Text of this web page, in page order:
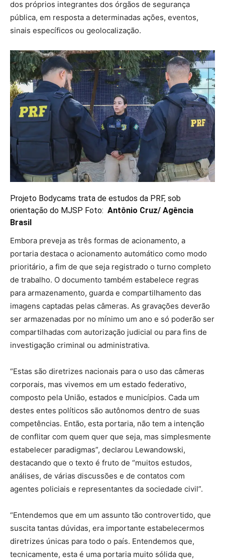
dos próprios integrantes dos órgãos de segurança
pública, em resposta a determinadas ações, eventos,
sinais específicos ou geolocalização.
Projeto Bodycams trata de estudos da PRF, sob
orientação do MJSP Foto: Antônio Cruz/ Agência
Brasil
Embora preveja as três formas de acionamento, a
portaria destaca o acionamento automático como modo
prioritário, a fim de que seja registrado o turno completo
de trabalho. O documento também estabelece regras
para armazenamento, guarda e compartilhamento das
imagens captadas pelas câmeras. As gravações deverão
ser armazenadas por no mínimo um ano e só poderão ser
compartilhadas com autorização judicial ou para fins de
investigação criminal ou administrativa.
“Estas são diretrizes nacionais para o uso das câmeras
corporais, mas vivemos em um estado federativo,
composto pela União, estados e municípios. Cada um
destes entes políticos são autônomos dentro de suas
competências. Então, esta portaria, não tem a intenção
de conflitar com quem quer que seja, mas simplesmente
estabelecer paradigmas”, declarou Lewandowski,
destacando que o texto é fruto de “muitos estudos,
análises, de várias discussões e de contatos com
agentes policiais e representantes da sociedade civil”.
“Entendemos que em um assunto tão controvertido, que
suscita tantas dúvidas, era importante estabelecermos
diretrizes únicas para todo o país. Entendemos que,
tecnicamente, esta é uma portaria muito sólida que,